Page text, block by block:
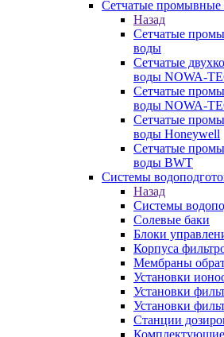
Сетчатые промывные
Назад
Сетчатые
воды
Сетчатые
воды NOWA-
Сетчатые
воды NOWA-
Сетчатые
воды Honeywell
Сетчатые
воды BWT
Системы
Назад
Системы
Солевые баки
Блоки
Корпуса
Мембраны
Установки
Установки
Установки
Станции
Комплектующие